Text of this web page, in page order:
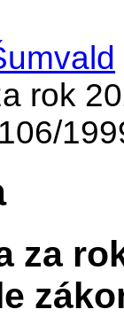
rok
za